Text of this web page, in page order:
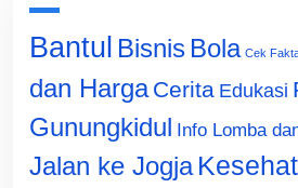
Bantul Bisnis Bola Cek
dan Harga Cerita Edukasi
Gunungkidul Info Lomba
Jalan ke Jogja